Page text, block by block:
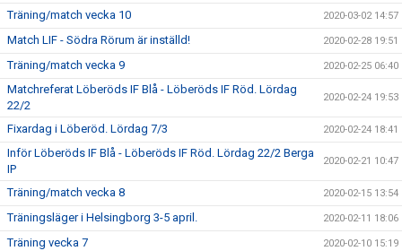
Träning/match vecka 10 2020-03-02 14:57
Match LIF - Södra Rörum är inställd! 2020-02-28 19:51
Träning/match vecka 9 2020-02-25 06:40
Matchreferat Löberöds IF Blå - Löberöds IF Röd. Lördag
22/2
2020-02-24 19:53
Fixardag i Löberöd. Lördag 7/3 2020-02-24 18:41
Inför Löberöds IF Blå - Löberöds IF Röd. Lördag 22/2 Berga
IP
2020-02-21 10:47
Träning/match vecka 8 2020-02-15 13:54
Träningsläger i Helsingborg 3-5 april. 2020-02-11 18:06
Träning vecka 7 2020-02-10 15:19